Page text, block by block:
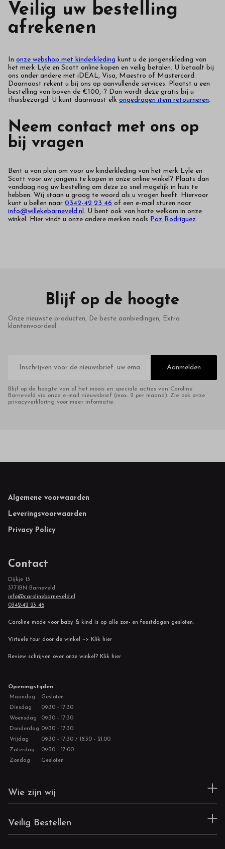
Veilig uw bestelling
afrekenen
In onze webshop met kinderkleding kunt u de jongenskleding van
het merk Lyle en Scott online kopen en veilig betalen. U betaalt bij
ons onder andere met iDEAL, Visa, Maestro of Mastercard.
Daarnaast rekent u bij ons op aanvullende services. Plaatst u een
bestelling van boven de €100,-? Dan wordt deze gratis bij u
thuisbezorgd. U kunt daarnaast elk ongedragen item retourneren.
Neem contact met ons op
bij vragen
Bent u van plan om voor uw kinderkleding van het merk Lyle en
Scott voor uw jongens te kopen in onze online winkel? Plaats dan
vandaag nog uw bestelling om deze zo snel mogelijk in huis te
hebben. Wij staan u graag te woord als u vragen heeft. Hiervoor
kunt u bellen naar 0342-42 23 46 of een e-mail sturen naar
info@willekebarneveld.nl . U bent ook van harte welkom in onze
winkel. Hier vindt u onze andere merken zoals Paz Rodriguez.
Blijf op de hoogte
Onze nieuwste producten, De beste aanbiedingen, Extra
klantenvoordeel
mailadres
Aanmelden
Blijf op de hoogte van al het moois en speciale acties van Caroline
Barneveld via onze e-mail nieuwsbrief (max. 2 per maand). Zie ook onze
privacyverklaring voor meer informatie.
Footer
Algemene voorwaarden
Leveringsvoorwaarden
Privacy Policy
Contact
Dijkje 13
3771BN Barneveld
info@carolinebarneveld.nl
0342-42 23 46
Caroline mode voor baby & kind is op alle zon- en feestdagen gesloten.
Virtuele tour door de winkel --> Klik hier
Review schrijven over onze winkel? Klik hier
Openingstijden
Maandag
Gesloten
Dinsdag
09:30 - 17:30
Woensdag
09:30 - 17:30
Donderdag 09:30 - 17:30
Vrijdag
09:30 - 17:30 / 18:30 - 21:00
Zaterdag
09:30 - 17:00
Zondag
Gesloten
Wie zijn wij
Veilig Bestellen